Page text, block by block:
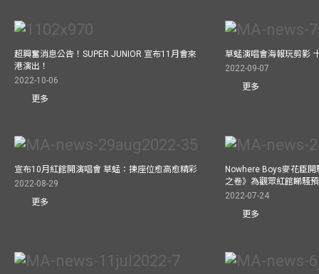
超興奮消息公告！SUPER JUNIOR 宣布11月會來
港演出！
2022-10-06
更多
草蜢演唱會海報玩剪影
2022-09-07
更多
宣布10月紅館開演唱會 草蜢：揀座位愈高愈精彩
2022-08-29
更多
Nowhere Boys麥花臣
之卷》為觀眾紅館睇騷
2022-07-24
更多